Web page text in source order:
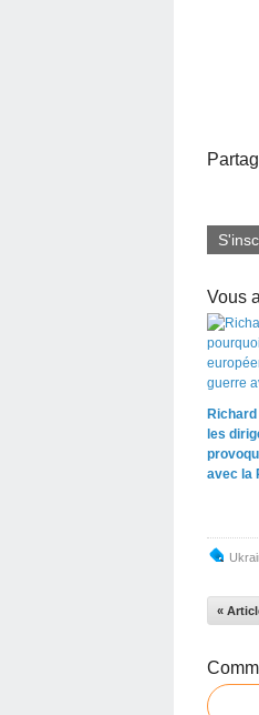
Vous
Richard
les
avec la
«